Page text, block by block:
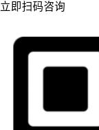
立即扫码咨询